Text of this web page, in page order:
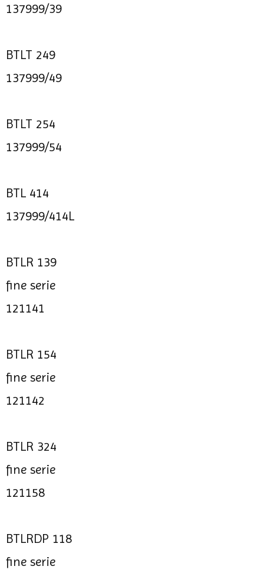
137999/39
BTLT 249
137999/49
BTLT 254
137999/54
BTL 414
137999/414L
BTLR 139
fine serie
121141
BTLR 154
fine serie
121142
BTLR 324
fine serie
121158
BTLRDP 118
fine serie